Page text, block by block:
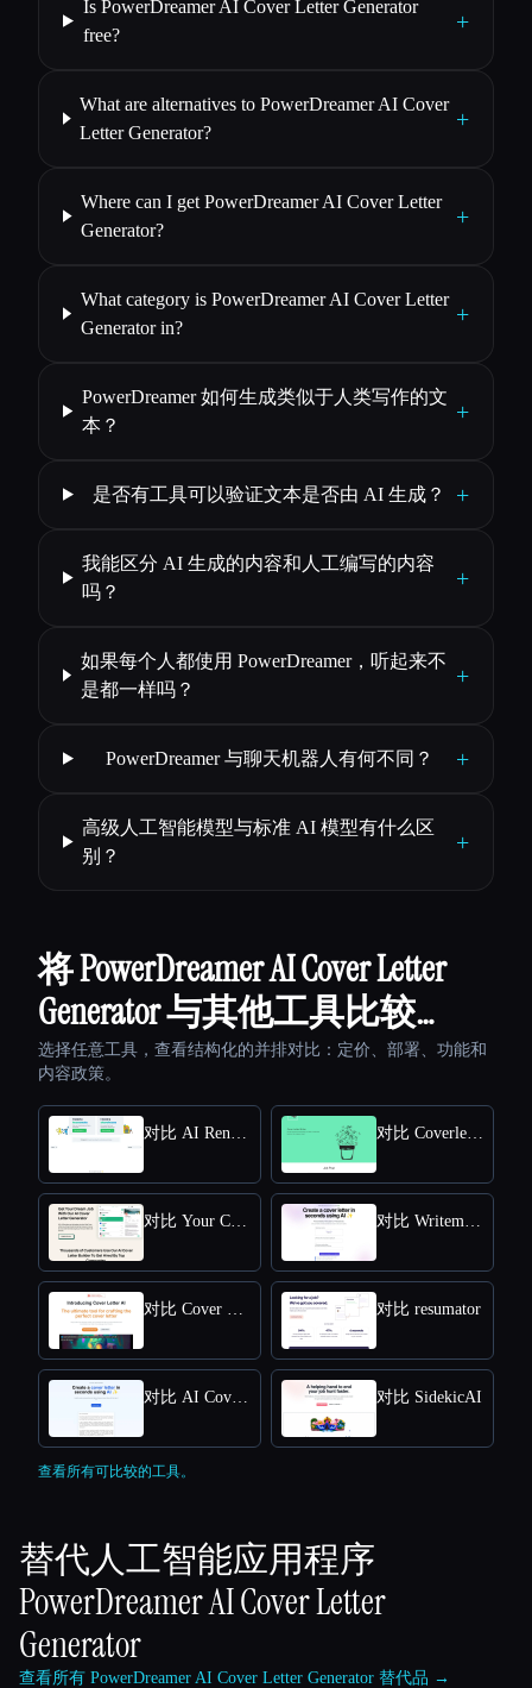
Is PowerDreamer AI Cover Letter Generator
free?
+
What are alternatives to PowerDreamer AI Cover
Letter Generator?
+
Where can I get PowerDreamer AI Cover Letter
Generator?
+
What category is PowerDreamer AI Cover Letter
Generator in?
+
PowerDreamer 如何生成类似于人类写作的文
本？
+
是否有工具可以验证文本是否由 AI 生成？ +
我能区分 AI 生成的内容和人工编写的内容
吗？
+
如果每个人都使用 PowerDreamer，听起来不
是都一样吗？
+
PowerDreamer 与聊天机器人有何不同？ +
高级人工智能模型与标准 AI 模型有什么区
别？
+
将 PowerDreamer AI Cover Letter
Generator 与其他工具比较…
选择任意工具，查看结构化的并排对比：定价、部署、功能和
内容政策。
对比 resumator
对比 SidekicAI
查看所有可比较的工具。
替代人工智能应用程序
PowerDreamer AI Cover Letter
Generator
查看所有 PowerDreamer AI Cover Letter Generator 替代品 →